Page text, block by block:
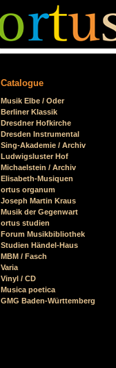
Catalogue
Skip
navigation
Musik Elbe / Oder
Berliner Klassik
Dresdner Hofkirche
Dresden Instrumental
Sing-Akademie / Archiv
Ludwigsluster Hof
Michaelstein / Archiv
Elisabeth-Musiquen
ortus organum
Joseph Martin Kraus
Musik der Gegenwart
ortus studien
Forum Musikbibliothek
Studien Händel-Haus
MBM / Fasch
Varia
Vinyl / CD
Musica poetica
GMG Baden-Württemberg